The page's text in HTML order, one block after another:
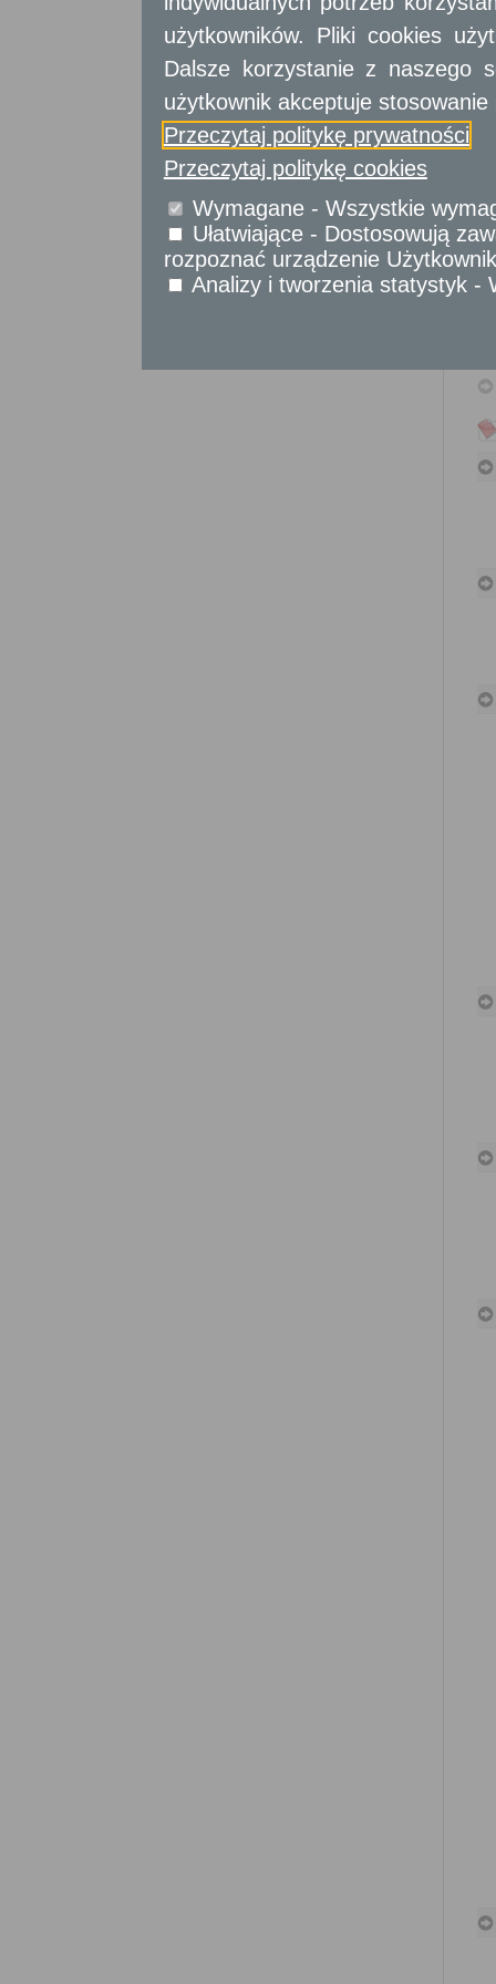
Sprawy komunikacyjne
Sprawy obywatelskie
Urząd Stanu Cywilnego
dla przedsiębiorców
Usługidla instytucji,
użytkowników. Pliki cookies
Dalsze korzystanie z naszego
użytkownik akceptuje stosowanie
Przeczytaj politykę prywatności
Przeczytaj politykę cookies
Wymagane - Wszystkie
Ułatwiające - Dostosowują
rozpoznać urządzenie
Analizy i tworzenia statystyk -